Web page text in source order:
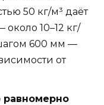
50 кг/м³ даёт
10–12 кг/
600 мм —
от